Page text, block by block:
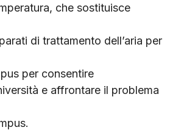
che sostituisce
di trattamento dell’aria per
per consentire
e affrontare il problema